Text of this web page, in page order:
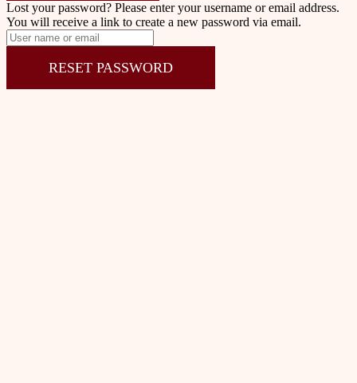
Lost your password? Please enter your username or email address.
You will receive a link to create a new password via email.
RESET PASSWORD